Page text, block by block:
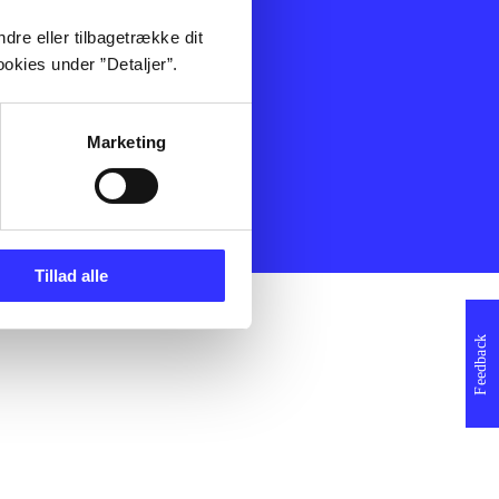
eller tilbagetrække dit
under ”Detaljer”.
Marketing
Tillad alle
Feedback
Film
Musik